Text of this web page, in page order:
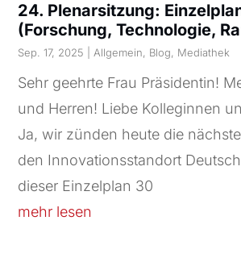
24. Plenarsitzung:
(Forschung, Technologie,
Sep. 17, 2025 Allgemein, Blog, Mediathek
Sehr geehrte Frau Präsidentin!
und Herren! Liebe Kolleginnen
Ja, wir zünden heute die
den Innovationsstandort
dieser Einzelplan 30
mehr lesen